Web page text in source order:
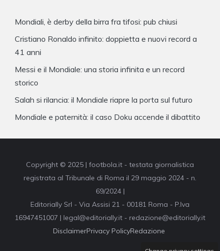
Mondiali, è derby della birra fra tifosi: pub chiusi
Cristiano Ronaldo infinito: doppietta e nuovi record a
41 anni
Messi e il Mondiale: una storia infinita e un record
storico
Salah si rilancia: il Mondiale riapre la porta sul futuro
Mondiale e paternità: il caso Doku accende il dibattito
Copyright © 2025 | footbola.it - testata giornalistica
registrata al Tribunale di Roma il 29 maggio 2024 - n.
69/2024 |
Editorially Srl - Via Assisi 21 - 00181 Roma - P.Iva
16947451007 | legal@editorially.it - redazione@editorially.it
DisclaimerPrivacy PolicyRedazione